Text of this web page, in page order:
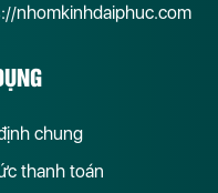
nhomkinhdaiphuc.com
chung
thanh toán